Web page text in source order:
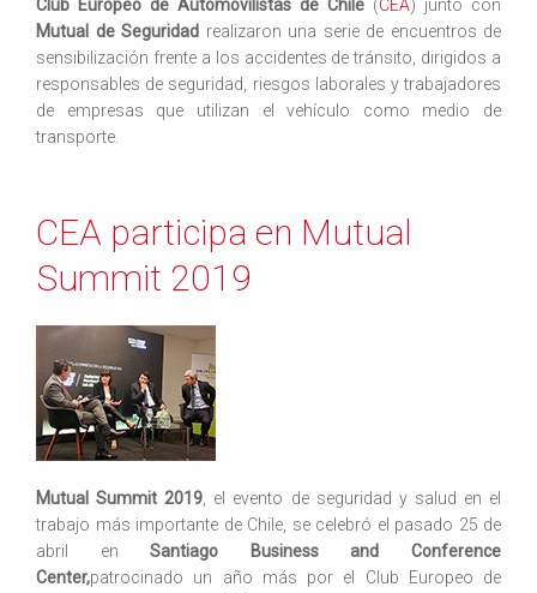
Club Europeo de Automovilistas de Chile (CEA) junto con
Mutual de Seguridad realizaron una serie de encuentros de
sensibilización frente a los accidentes de tránsito, dirigidos a
responsables de seguridad, riesgos laborales y trabajadores
de empresas que utilizan el vehículo como medio de
transporte.
CEA participa en Mutual
Summit 2019
Mutual Summit 2019 , el evento de seguridad y salud en el
trabajo más importante de Chile, se celebró el pasado 25 de
abril enSantiago Business and Conference
Center,patrocinado un año más por el Club Europeo de